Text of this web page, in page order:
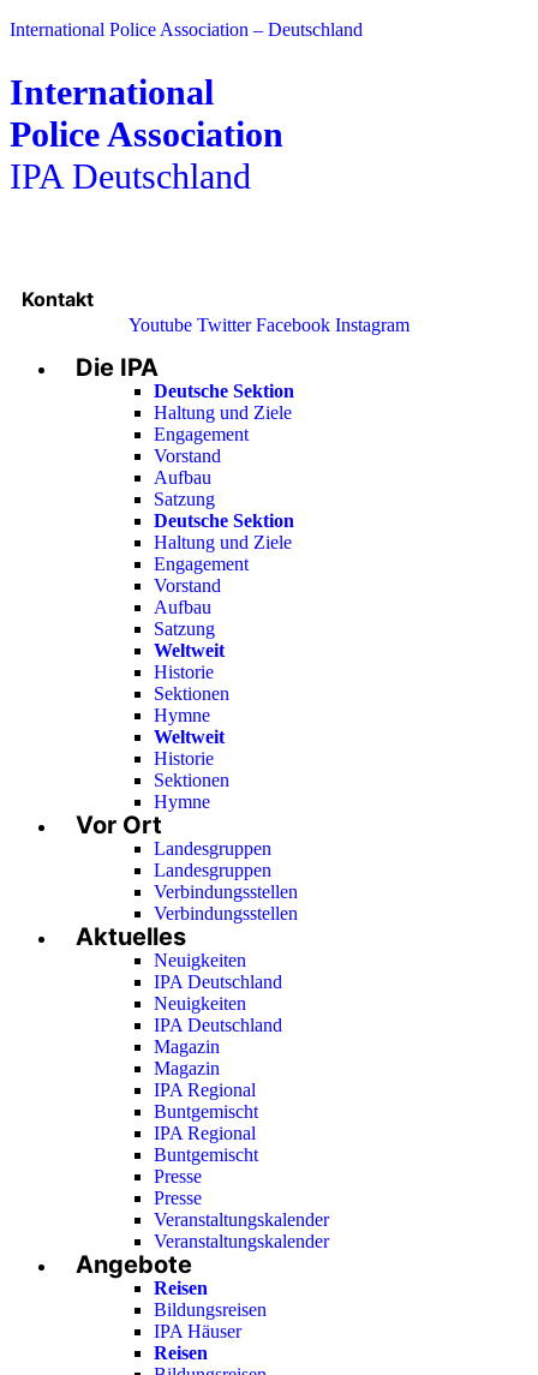
International Police Association – Deutschland
International
Police Association
IPA Deutschland
Kontakt
Youtube Twitter Facebook Instagram
Menu
Die IPA
Deutsche Sektion
Haltung und Ziele
Engagement
Vorstand
Aufbau
Satzung
Deutsche Sektion
Haltung und Ziele
Engagement
Vorstand
Aufbau
Satzung
Weltweit
Historie
Sektionen
Hymne
Weltweit
Historie
Sektionen
Hymne
Vor Ort
Landesgruppen
Landesgruppen
Verbindungsstellen
Verbindungsstellen
Aktuelles
Neuigkeiten
IPA Deutschland
Neuigkeiten
IPA Deutschland
Magazin
Magazin
IPA Regional
Buntgemischt
IPA Regional
Buntgemischt
Presse
Presse
Veranstaltungskalender
Veranstaltungskalender
Angebote
Reisen
Bildungsreisen
IPA Häuser
Reisen